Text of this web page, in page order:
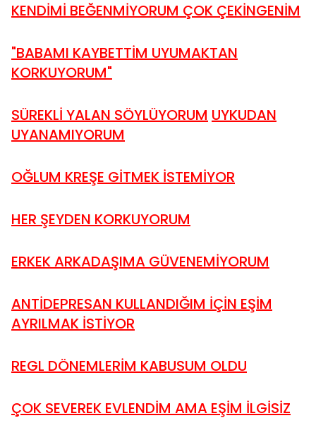
KENDİMİ BEĞENMİYORUM ÇOK ÇEKİNGENİM
"BABAMI KAYBETTİM UYUMAKTAN
KORKUYORUM"
SÜREKLİ YALAN SÖYLÜYORUM UYKUDAN
UYANAMIYORUM
OĞLUM KREŞE GİTMEK İSTEMİYOR
HER ŞEYDEN KORKUYORUM
ERKEK ARKADAŞIMA GÜVENEMİYORUM
ANTİDEPRESAN KULLANDIĞIM İÇİN EŞİM
AYRILMAK İSTİYOR
REGL DÖNEMLERİM KABUSUM OLDU
ÇOK SEVEREK EVLENDİM AMA EŞİM İLGİSİZ